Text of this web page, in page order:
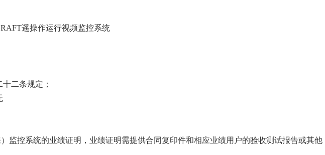
遥操作运行视频监控系统
二条规定；
监控系统的业绩证明，业绩证明需提供合同复印件和相应业绩用户的验收测试报告或其他